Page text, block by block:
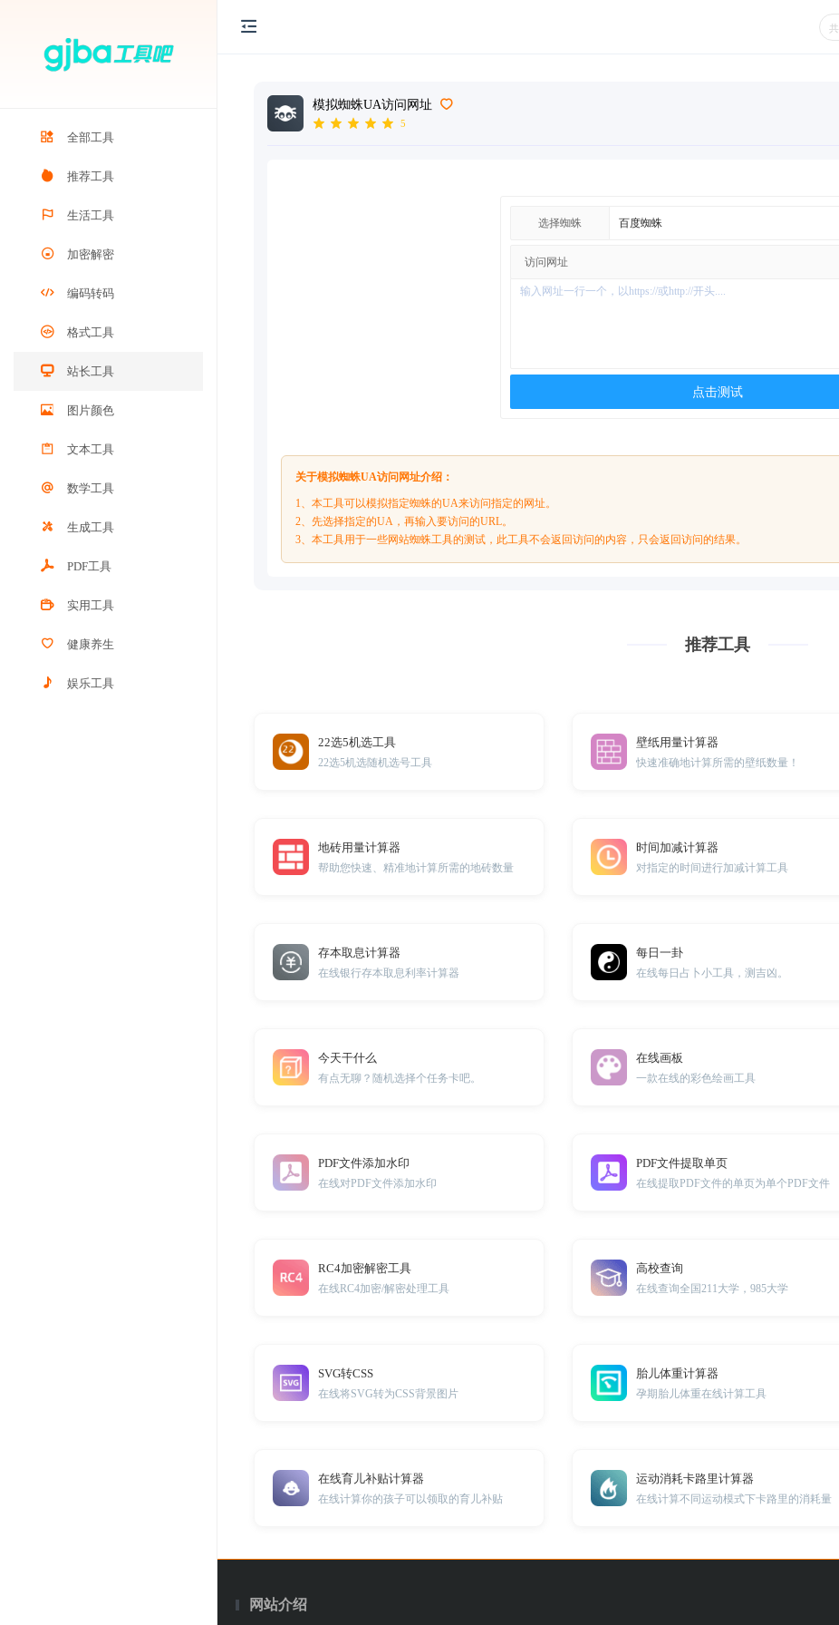
全部工具
推荐工具
生活工具
加密解密
编码转码
格式工具
站长工具
图片颜色
文本工具
数学工具
生成工具
PDF工具
实用工具
健康养生
娱乐工具
共
模拟蜘蛛UA访问网址
5
选择蜘蛛
访问网址
点击测试
关于模拟蜘蛛UA访问网址介绍：
1、本工具可以模拟指定蜘蛛的UA来访问指定的网址。
2、先选择指定的UA，再输入要访问的URL。
3、本工具用于一些网站蜘蛛工具的测试，此工具不会返回访问的内容，只会返回访问的结果。
推荐工具
22选5机选工具
22选5机选随机选号工具
壁纸用量计算器
快速准确地计算所需的壁纸数量！
地砖用量计算器
帮助您快速、精准地计算所需的地砖数量
时间加减计算器
对指定的时间进行加减计算工具
存本取息计算器
在线银行存本取息利率计算器
每日一卦
在线每日占卜小工具，测吉凶。
今天干什么
有点无聊？随机选择个任务卡吧。
在线画板
一款在线的彩色绘画工具
PDF文件添加水印
在线对PDF文件添加水印
PDF文件提取单页
在线提取PDF文件的单页为单个PDF文件
RC4加密解密工具
在线RC4加密/解密处理工具
高校查询
在线查询全国211大学，985大学
SVG转CSS
在线将SVG转为CSS背景图片
胎儿体重计算器
孕期胎儿体重在线计算工具
在线育儿补贴计算器
在线计算你的孩子可以领取的育儿补贴
运动消耗卡路里计算器
在线计算不同运动模式下卡路里的消耗量
网站介绍